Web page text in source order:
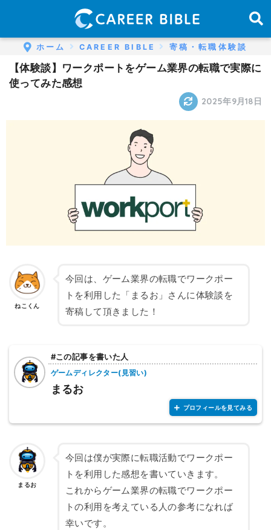
ホーム CAREER BIBLE 寄稿・転職体験談
【体験談】ワークポートをゲーム業界の転職で実際に
使ってみた感想
2025年9月18日
ねこくん
今回は、ゲーム業界の転職でワークポー
トを利用した「まるお」さんに体験談を
寄稿して頂きました！
#この記事を書いた人
ゲームディレクター(見習い)
まるお
プロフィールを見てみる
まるお
今回は僕が実際に転職活動でワークポー
トを利用した感想を書いていきます。
これからゲーム業界の転職でワークポー
トの利用を考えている人の参考になれば
幸いです。